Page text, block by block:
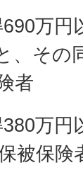
万円
、その
者
万円
被保険